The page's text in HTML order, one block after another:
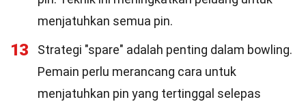
menjatuhkan semua pin.
13
Strategi "spare" adalah penting dalam bowling.
Pemain perlu merancang cara untuk
menjatuhkan pin yang tertinggal selepas